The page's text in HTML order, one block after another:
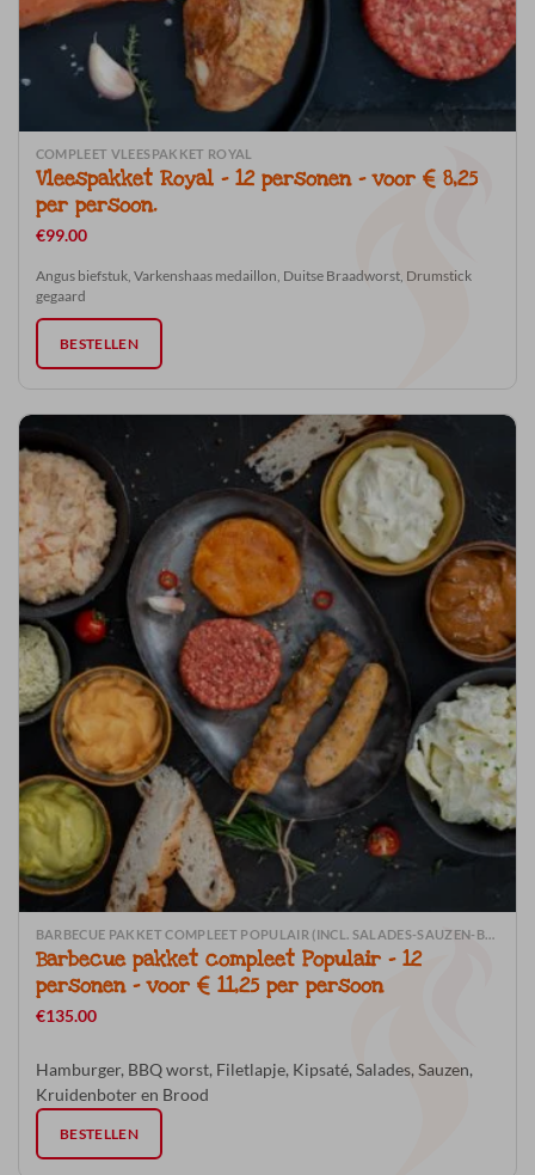
COMPLEET VLEESPAKKET ROYAL
Vleespakket Royal – 12 personen – voor € 8,25
per persoon.
€99.00
Angus biefstuk, Varkenshaas medaillon, Duitse Braadworst, Drumstick
gegaard
BESTELLEN
BARBECUE PAKKET COMPLEET POPULAIR (INCL. SALADES-SAUZEN-BROOD)
Barbecue pakket compleet Populair – 12
personen – voor € 11,25 per persoon
€135.00
Hamburger, BBQ worst, Filetlapje, Kipsaté, Salades, Sauzen,
Kruidenboter en Brood
BESTELLEN